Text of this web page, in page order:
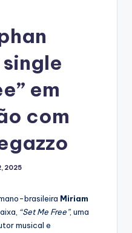
em
com
2025
brasileira Miriam
“Set Me Free”, uma
musical e